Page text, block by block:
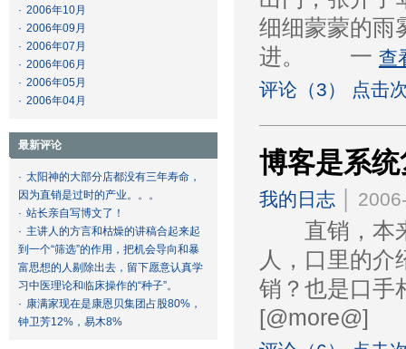
· 2006年10月
· 2006年09月
· 2006年07月
· 2006年06月
· 2006年05月
· 2006年04月
最新评论
· 太阳神的大部分店都没有三年寿命，
因为直销是过时的产业。。。
· 站长亲自写博文了！
· 主讲人的方言和枯燥的讲稿合起来起
到一个“筛选”的作用，把机会导向和暴
富思想的人剔除出去，留下愿意认真学
习中医理论和临床操作的“种子”。
· 康满家现在是康恩贝集团占股80%，
钟卫芳12%，易木8%
细细蒙蒙的雨
进。 一 查
评论（3） 点击
博客是系
我的日志 │
直销，本来
人，口里的
销？也是口手
[@more@]